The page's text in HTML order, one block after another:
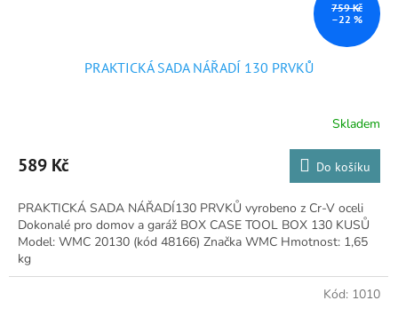
759 Kč
–22 %
PRAKTICKÁ SADA NÁŘADÍ 130 PRVKŮ
produktu
je
z
5
hvězdiček.
Skladem
589 Kč Do košíku
PRAKTICKÁ SADA NÁŘADÍ130 PRVKŮ vyrobeno z Cr-V oceli
Dokonalé pro domov a garáž BOX CASE TOOL BOX 130 KUSŮ
Model: WMC 20130 (kód 48166) Značka WMC Hmotnost: 1,65
kg
Kód: 1010